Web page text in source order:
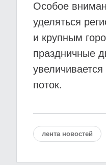
Особое
уделяться
и крупным
праздничные
поток.
лента новостей